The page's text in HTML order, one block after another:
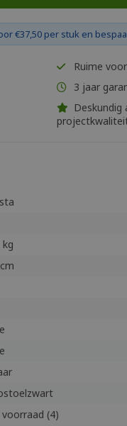
€37,50 per stuk en
Ruime
3 jaar
Deskundig
kg
voorraad (4)